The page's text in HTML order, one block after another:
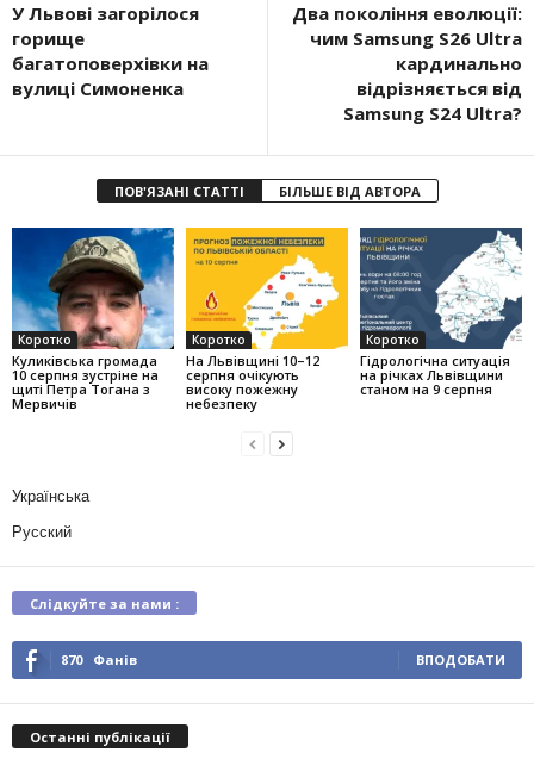
У Львові загорілося
горище
багатоповерхівки на
вулиці Симоненка
Два покоління еволюції:
чим Samsung S26 Ultra
кардинально
відрізняється від
Samsung S24 Ultra?
ПОВ'ЯЗАНІ СТАТТІ БІЛЬШЕ ВІД АВТОРА
Коротко
Куликівська громада
10 серпня зустріне на
щиті Петра Тогана з
Мервичів
Коротко
На Львівщині 10–12
серпня очікують
високу пожежну
небезпеку
Коротко
Гідрологічна ситуація
на річках Львівщини
станом на 9 серпня
Українська
Русский
Слідкуйте за нами :
870 Фанів ВПОДОБАТИ
Останні публікації